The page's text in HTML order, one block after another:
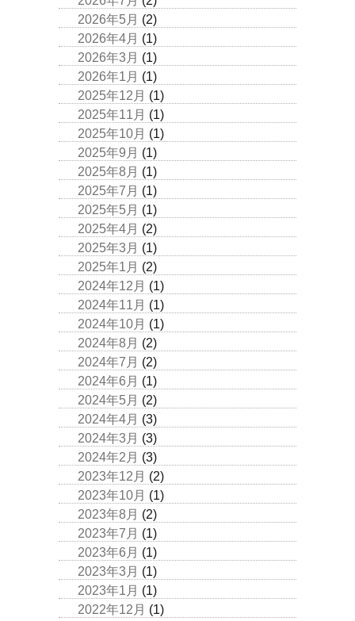
2026年5月 (2)
2026年4月 (1)
2026年3月 (1)
2026年1月 (1)
2025年12月 (1)
2025年11月 (1)
2025年10月 (1)
2025年9月 (1)
2025年8月 (1)
2025年7月 (1)
2025年5月 (1)
2025年4月 (2)
2025年3月 (1)
2025年1月 (2)
2024年12月 (1)
2024年11月 (1)
2024年10月 (1)
2024年8月 (2)
2024年7月 (2)
2024年6月 (1)
2024年5月 (2)
2024年4月 (3)
2024年3月 (3)
2024年2月 (3)
2023年12月 (2)
2023年10月 (1)
2023年8月 (2)
2023年7月 (1)
2023年6月 (1)
2023年3月 (1)
2023年1月 (1)
2022年12月 (1)